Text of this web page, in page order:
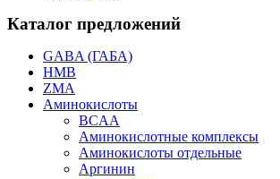
Каталог предложений
GABA (ГАБА)
HMB
ZMA
Аминокислоты
BCAA
Аминокислотные комплексы
Аминокислоты отдельные
Аргинин